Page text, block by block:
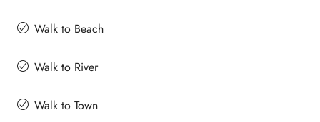
Walk to Beach
Walk to River
Walk to Town